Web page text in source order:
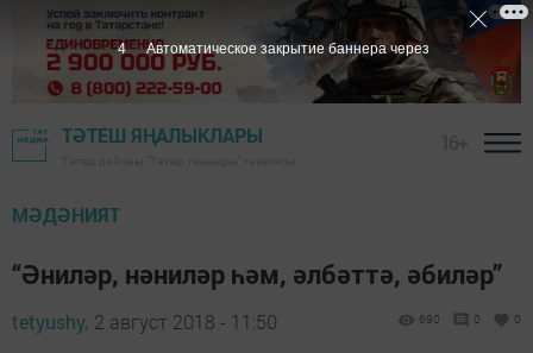
ТӘТЕШ ЯҢАЛЫКЛАРЫ
МӘДӘНИЯТ
“Әниләр, нәниләр һәм, әлбәттә, әбиләр”
tetyushy, 2 август 2018 - 11:50 690 0 0
3 Автоматическое закрытие баннера через